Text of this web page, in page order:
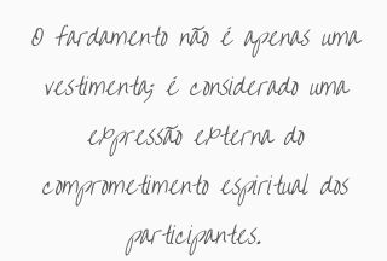
O fardamento não é apenas uma
vestimenta; é considerado uma
expressão externa do
comprometimento espiritual dos
participantes.